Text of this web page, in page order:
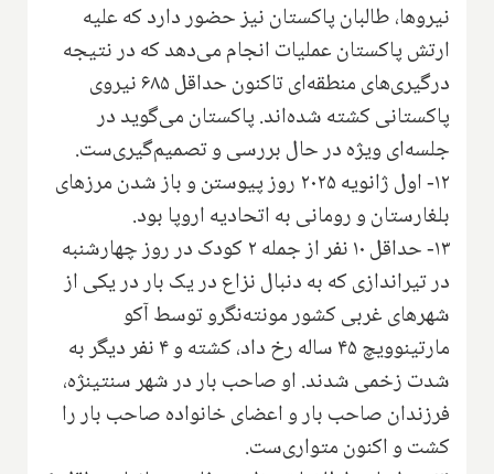
نیروها، طالبان پاکستان نیز حضور دارد که علیه
ارتش پاکستان عملیات انجام می‌دهد که در نتیجه
درگیری‌های منطقه‌ای تاکنون حداقل ۶۸۵ نیروی
پاکستانی کشته شده‌اند. پاکستان می‌گوید در
جلسه‌ای ویژه در حال بررسی و تصمیم‌گیری‌ست.
۱۲- اول ژانویه ۲۰۲۵ روز پیوستن و باز شدن مرزهای
بلغارستان و رومانی به اتحادیه اروپا بود.
۱۳- حداقل ۱۰ نفر از جمله ۲ کودک در روز چهارشنبه
در تیراندازی که به دنبال نزاع در یک بار در یکی از
شهرهای غربی کشور مونته‌نگرو توسط آکو
مارتینوویچ ۴۵ ساله رخ داد، کشته و ۴ نفر دیگر به
شدت زخمی شدند. او صاحب بار در شهر سنتینژه،
فرزندان صاحب بار و اعضای خانواده صاحب بار را
کشت و اکنون متواری‌ست.